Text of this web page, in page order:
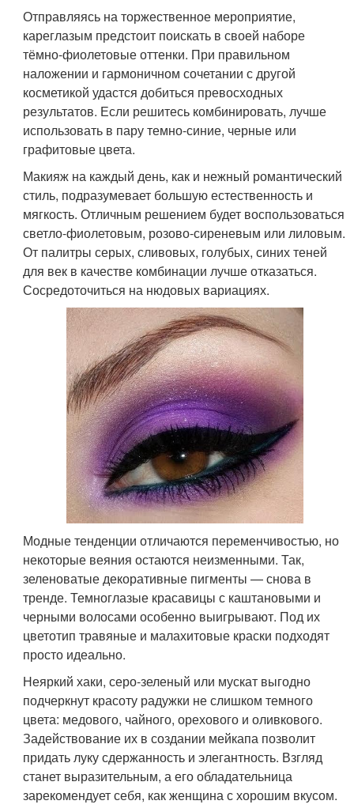
Отправляясь на торжественное мероприятие,
кареглазым предстоит поискать в своей наборе
тёмно-фиолетовые оттенки. При правильном
наложении и гармоничном сочетании с другой
косметикой удастся добиться превосходных
результатов. Если решитесь комбинировать, лучше
использовать в пару темно-синие, черные или
графитовые цвета.
Макияж на каждый день, как и нежный романтический
стиль, подразумевает большую естественность и
мягкость. Отличным решением будет воспользоваться
светло-фиолетовым, розово-сиреневым или лиловым.
От палитры серых, сливовых, голубых, синих теней
для век в качестве комбинации лучше отказаться.
Сосредоточиться на нюдовых вариациях.
Модные тенденции отличаются переменчивостью, но
некоторые веяния остаются неизменными. Так,
зеленоватые декоративные пигменты — снова в
тренде. Темноглазые красавицы с каштановыми и
черными волосами особенно выигрывают. Под их
цветотип травяные и малахитовые краски подходят
просто идеально.
Неяркий хаки, серо-зеленый или мускат выгодно
подчеркнут красоту радужки не слишком темного
цвета: медового, чайного, орехового и оливкового.
Задействование их в создании мейкапа позволит
придать луку сдержанность и элегантность. Взгляд
станет выразительным, а его обладательница
зарекомендует себя, как женщина с хорошим вкусом.